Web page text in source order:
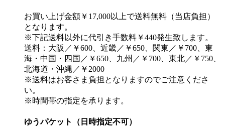
お買い上げ金額￥17,000以上で送料無料（当店負担）
となります。
※下記送料以外に代引き手数料￥440発生致します。
送料：大阪／￥600、近畿／￥650、関東／￥700、東
海・中国・四国／￥650、九州／￥700、東北／￥750、
北海道・沖縄／￥2000
※送料はお客さま負担となりますのでご注意くださ
い。
※時間帯の指定を承ります。
ゆうパケット（日時指定不可）